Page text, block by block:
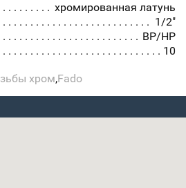
хромированная латунь
1/2"
ВР/НР
10
хром,Fado